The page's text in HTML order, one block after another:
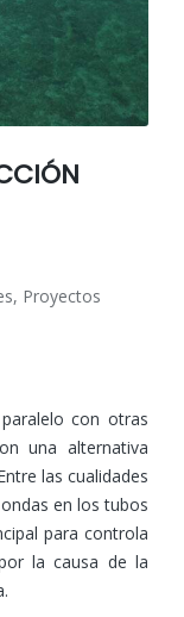
, Proyectos
con otras
una alternativa
las cualidades
en los tubos
para controla
la causa de la